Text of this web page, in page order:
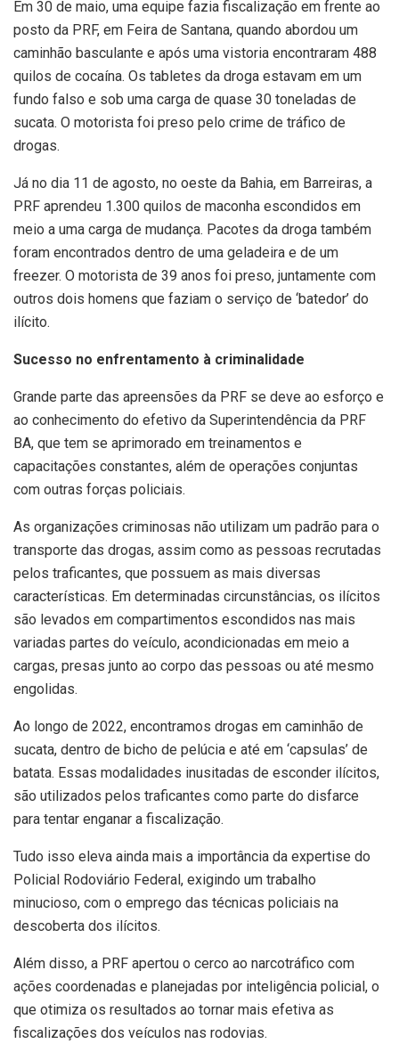
Em 30 de maio, uma equipe fazia fiscalização em frente ao
posto da PRF, em Feira de Santana, quando abordou um
caminhão basculante e após uma vistoria encontraram 488
quilos de cocaína. Os tabletes da droga estavam em um
fundo falso e sob uma carga de quase 30 toneladas de
sucata. O motorista foi preso pelo crime de tráfico de
drogas.
Já no dia 11 de agosto, no oeste da Bahia, em Barreiras, a
PRF aprendeu 1.300 quilos de maconha escondidos em
meio a uma carga de mudança. Pacotes da droga também
foram encontrados dentro de uma geladeira e de um
freezer. O motorista de 39 anos foi preso, juntamente com
outros dois homens que faziam o serviço de ‘batedor’ do
ilícito.
Sucesso no enfrentamento à criminalidade
Grande parte das apreensões da PRF se deve ao esforço e
ao conhecimento do efetivo da Superintendência da PRF
BA, que tem se aprimorado em treinamentos e
capacitações constantes, além de operações conjuntas
com outras forças policiais.
As organizações criminosas não utilizam um padrão para o
transporte das drogas, assim como as pessoas recrutadas
pelos traficantes, que possuem as mais diversas
características. Em determinadas circunstâncias, os ilícitos
são levados em compartimentos escondidos nas mais
variadas partes do veículo, acondicionadas em meio a
cargas, presas junto ao corpo das pessoas ou até mesmo
engolidas.
Ao longo de 2022, encontramos drogas em caminhão de
sucata, dentro de bicho de pelúcia e até em ‘capsulas’ de
batata. Essas modalidades inusitadas de esconder ilícitos,
são utilizados pelos traficantes como parte do disfarce
para tentar enganar a fiscalização.
Tudo isso eleva ainda mais a importância da expertise do
Policial Rodoviário Federal, exigindo um trabalho
minucioso, com o emprego das técnicas policiais na
descoberta dos ilícitos.
Além disso, a PRF apertou o cerco ao narcotráfico com
ações coordenadas e planejadas por inteligência policial, o
que otimiza os resultados ao tornar mais efetiva as
fiscalizações dos veículos nas rodovias.